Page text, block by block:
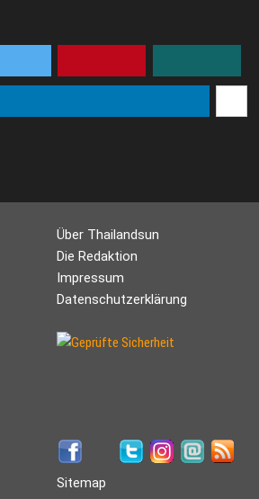
Über Thailandsun
Die Redaktion
Impressum
Datenschutzerklärung
Sitemap